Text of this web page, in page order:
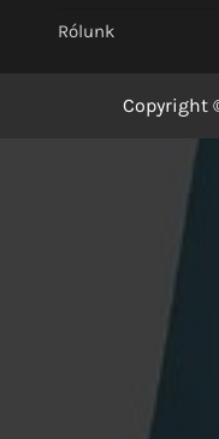
Rólunk
Copyright